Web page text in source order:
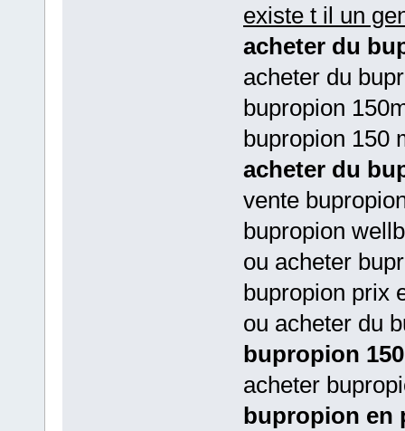
existe t il un
acheter du
acheter du
bupropion
bupropion 150
acheter du
vente
bupropion
ou acheter
bupropion prix
ou acheter du
bupropion
acheter
bupropion en